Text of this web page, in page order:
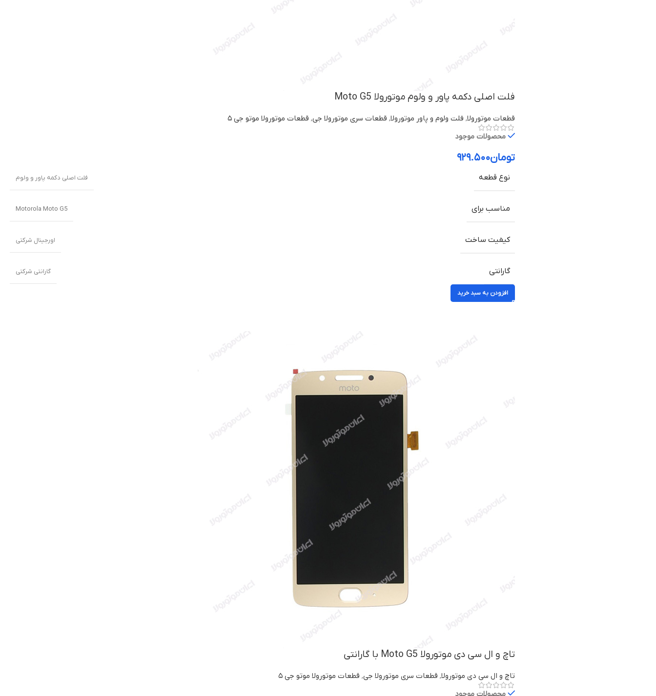
فلت اصلی دکمه پاور و ولوم موتورولا Moto G5
قطعات موتورولا, فلت ولوم و پاور موتورولا, قطعات سری موتورولا جی, قطعات موتورولا موتو جی ۵
محصولات موجود
تومان۹۲۹.۵۰۰
نوع قطعه فلت اصلی دکمه پاور و ولوم
مناسب برای Motorola Moto G5
کیفیت ساخت اورجینال شرکتی
گارانتی گارانتی شرکتی
افزودن به سبد خرید
تاچ و ال سی دی موتورولا Moto G5 با گارانتی
تاچ و ال سی دی موتورولا, قطعات سری موتورولا جی, قطعات موتورولا موتو جی ۵
محصولات موجود